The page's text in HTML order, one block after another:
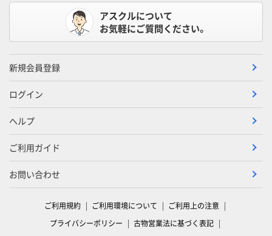
アスクルについて
お気軽にご質問ください。
新規会員登録
ログイン
ヘルプ
ご利用ガイド
お問い合わせ
ご利用規約 ご利用環境について
ご利用上の注意
プライバシーポリシー
古物営業法に基づく表記